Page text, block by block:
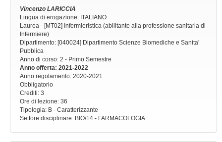
Vincenzo LARICCIA
Lingua di erogazione: ITALIANO
Laurea - [MT02] Infermieristica (abilitante alla professione sanitaria di
Infermiere)
Dipartimento: [040024] Dipartimento Scienze Biomediche e Sanita'
Pubblica
Anno di corso: 2 - Primo Semestre
Anno offerta: 2021-2022
Anno regolamento: 2020-2021
Obbligatorio
Crediti: 3
Ore di lezione: 36
Tipologia: B - Caratterizzante
Settore disciplinare: BIO/14 - FARMACOLOGIA